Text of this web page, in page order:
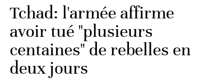
Tchad: l'armée affirme
avoir tué "plusieurs
centaines" de rebelles en
deux jours